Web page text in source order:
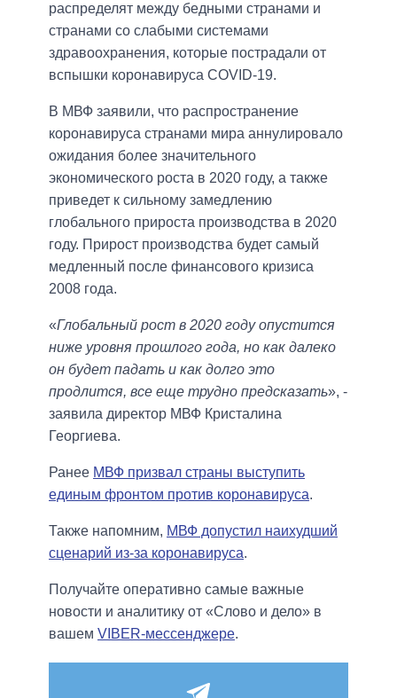
распределят между бедными странами и
странами со слабыми системами
здравоохранения, которые пострадали от
вспышки коронавируса COVID-19.
В МВФ заявили, что распространение
коронавируса странами мира аннулировало
ожидания более значительного
экономического роста в 2020 году, а также
приведет к сильному замедлению
глобального прироста производства в 2020
году. Прирост производства будет самый
медленный после финансового кризиса
2008 года.
«Глобальный рост в 2020 году опустится
ниже уровня прошлого года, но как далеко
он будет падать и как долго это
продлится, все еще трудно предсказать», -
заявила директор МВФ Кристалина
Георгиева.
Ранее МВФ призвал страны выступить
единым фронтом против коронавируса.
Также напомним, МВФ допустил наихудший
сценарий из-за коронавируса.
Получайте оперативно самые важные
новости и аналитику от «Слово и дело» в
вашем VIBER-мессенджере.